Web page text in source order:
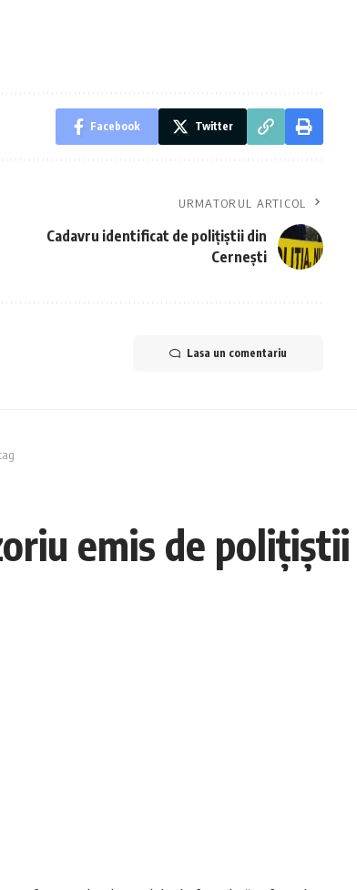
Facebook Twitter
URMATORUL ARTICOL
Cadavru identificat de polițiștii din
Cernești
Lasa un comentariu
emis de polițiștii